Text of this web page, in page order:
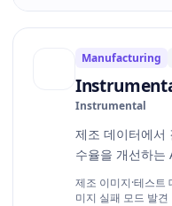
Manufacturing
Instrumental
제조 데이터에서
수율을 개선하는
제조 이미지·테스트
미지 실패 모드 발견